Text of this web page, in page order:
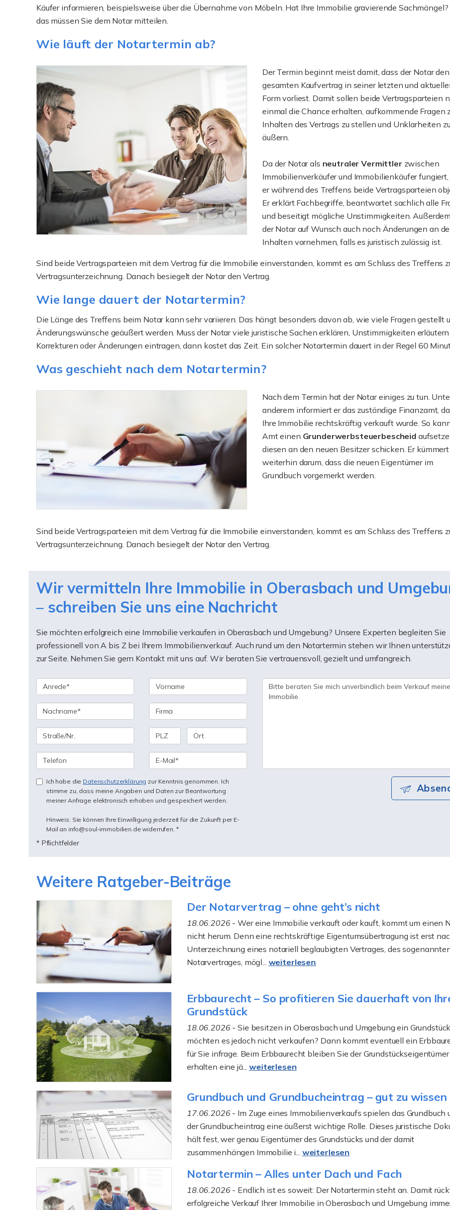
Käufer informieren, beispielsweise über die Übernahme von Möbeln. Hat Ihre Immobilie gravierende Sachmängel?
das müssen Sie dem Notar mitteilen.
Wie läuft der Notartermin ab?
Der Termin beginnt meist damit, dass der Notar den
gesamten Kaufvertrag in seiner letzten und
Form vorliest. Damit sollen beide Vertragsparteien
einmal die Chance erhalten, aufkommende Fragen
Inhalten des Vertrags zu stellen und Unklarheiten zu
äußern.
Da der Notar als neutraler Vermittler zwischen
Immobilienverkäufer und Immobilienkäufer
er während des Treffens beide Vertragsparteien
Er erklärt Fachbegriffe, beantwortet sachlich alle
und beseitigt mögliche Unstimmigkeiten.
der Notar auf Wunsch auch noch Änderungen an
Inhalten vornehmen, falls es juristisch zulässig ist.
Sind beide Vertragsparteien mit dem Vertrag für die Immobilie einverstanden, kommt es am Schluss des Treffens
Vertragsunterzeichnung. Danach besiegelt der Notar den Vertrag.
Wie lange dauert der Notartermin?
Die Länge des Treffens beim Notar kann sehr variieren. Das hängt besonders davon ab, wie viele Fragen gestellt
Änderungswünsche geäußert werden. Muss der Notar viele juristische Sachen erklären, Unstimmigkeiten
Korrekturen oder Änderungen eintragen, dann kostet das Zeit. Ein solcher Notartermin dauert in der Regel 60
Was geschieht nach dem Notartermin?
Nach dem Termin hat der Notar einiges zu tun.
anderem informiert er das zuständige Finanzamt,
Ihre Immobilie rechtskräftig verkauft wurde. So
Amt einen Grunderwerbsteuerbescheid
diesen an den neuen Besitzer schicken. Er
weiterhin darum, dass die neuen Eigentümer im
Grundbuch vorgemerkt werden.
Sind beide Vertragsparteien mit dem Vertrag für die Immobilie einverstanden, kommt es am Schluss des Treffens
Vertragsunterzeichnung. Danach besiegelt der Notar den Vertrag.
Wir vermitteln Ihre Immobilie in Oberasbach und
– schreiben Sie uns eine Nachricht
Sie möchten erfolgreich eine Immobilie verkaufen in Oberasbach und Umgebung? Unsere Experten begleiten Sie
professionell von A bis Z bei Ihrem Immobilienverkauf. Auch rund um den Notartermin stehen wir Ihnen
zur Seite. Nehmen Sie gern Kontakt mit uns auf. Wir beraten Sie vertrauensvoll, gezielt und umfangreich.
Ich habe die Datenschutzerklärung zur Kenntnis genommen. Ich
stimme zu, dass meine Angaben und Daten zur Beantwortung
meiner Anfrage elektronisch erhoben und gespeichert werden.
Hinweis: Sie können Ihre Einwilligung jederzeit für die Zukunft per E-
Mail an info@soul-immobilien.de widerrufen. *
* Pflichtfelder
Weitere Ratgeber-Beiträge
Der Notarvertrag – ohne geht’s nicht
18.06.2026- Wer eine Immobilie verkauft oder kauft, kommt um einen
nicht herum. Denn eine rechtskräftige Eigentumsübertragung ist erst
Unterzeichnung eines notariell beglaubigten Vertrages, des
Notarvertrages, mögl... weiterlesen
Erbbaurecht – So profitieren Sie dauerhaft von
Grundstück
18.06.2026- Sie besitzen in Oberasbach und Umgebung ein
möchten es jedoch nicht verkaufen? Dann kommt eventuell ein
für Sie infrage. Beim Erbbaurecht bleiben Sie der Grundstückseigentümer
erhalten eine jä...weiterlesen
Grundbuch und Grundbucheintrag – gut zu wissen
17.06.2026- Im Zuge eines Immobilienverkaufs spielen das Grundbuch
der Grundbucheintrag eine äußerst wichtige Rolle. Dieses juristische
hält fest, wer genau Eigentümer des Grundstücks und der damit
zusammenhängen Immobilie i... weiterlesen
Notartermin – Alles unter Dach und Fach
18.06.2026- Endlich ist es soweit: Der Notartermin steht an. Damit
erfolgreiche Verkauf Ihrer Immobilie in Oberasbach und Umgebung
Im Zuge eines
spielen das Grundbuch
Grundbucheintrag eine
Helle 4-Zimmer-
Wohnung in Zirndorf-
Weitblick
Zimmer-